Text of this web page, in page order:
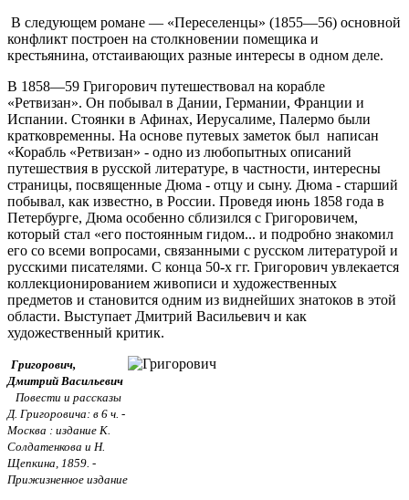
В следующем романе — «Переселенцы» (1855—56) основной
конфликт построен на столкновении помещика и
крестьянина, отстаивающих разные интересы в одном деле.
В 1858—59 Григорович путешествовал на корабле
«Ретвизан». Он побывал в Дании, Германии, Франции и
Испании. Стоянки в Афинах, Иерусалиме, Палермо были
кратковременны. На основе путевых заметок был написан
«Корабль «Ретвизан» - одно из любопытных описаний
путешествия в русской литературе, в частности, интересны
страницы, посвященные Дюма - отцу и сыну. Дюма - старший
побывал, как известно, в России. Проведя июнь 1858 года в
Петербурге, Дюма особенно сблизился с Григоровичем,
который стал «его постоянным гидом... и подробно знакомил
его со всеми вопросами, связанными с русском литературой и
русскими писателями. С конца 50-х гг. Григорович увлекается
коллекционированием живописи и художественных
предметов и становится одним из виднейших знатоков в этой
области. Выступает Дмитрий Васильевич и как
художественный критик.
Григорович,
Дмитрий Васильевич
Повести и рассказы
Д. Григоровича: в 6 ч. -
Москва : издание К.
Солдатенкова и Н.
Щепкина, 1859. -
Прижизненное издание